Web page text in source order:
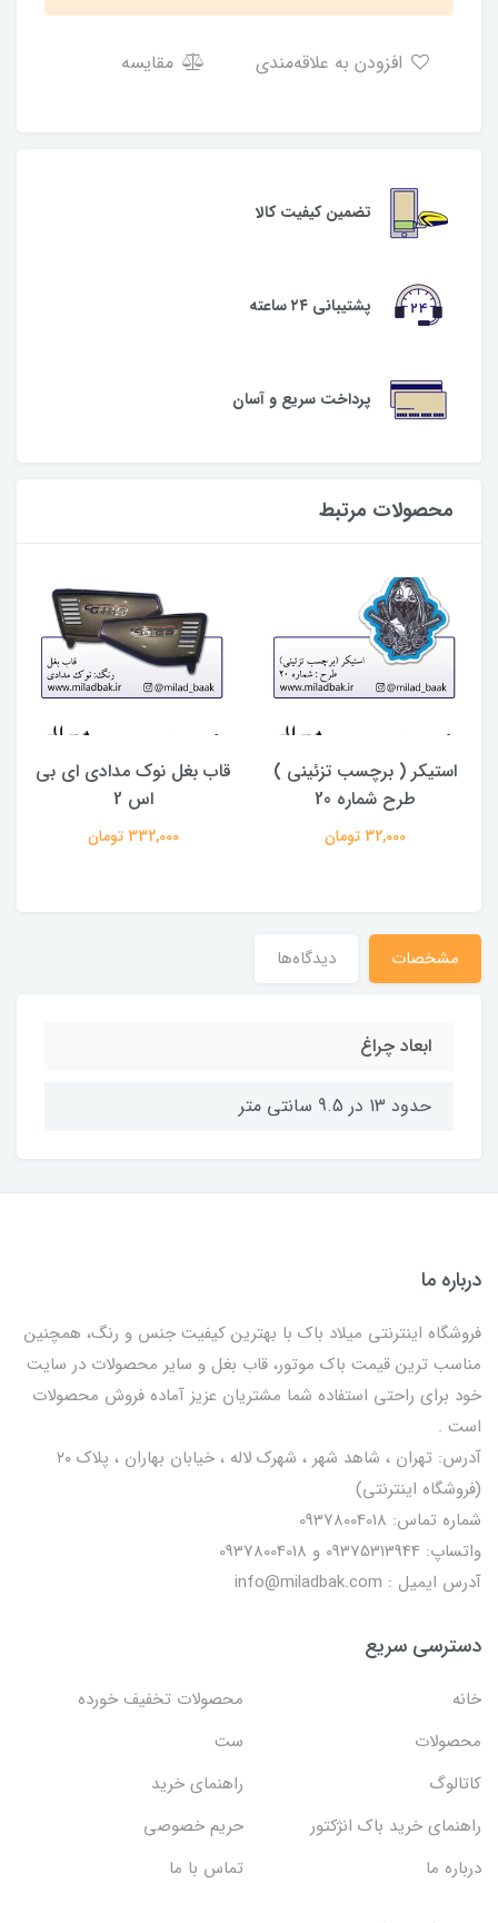
مقایسه
تضمین کیفیت کالا
پشتیبانی ۲۴ ساعته
پرداخت سریع و آسان
محصولات مرتبط
استیکر ( برچسب تزئینی )
طرح شماره 20
32,000 تومان
قاب بغل نوک مدادی ای بی
اس 2
332,000 تومان
مشخصات دیدگاه‌ها
ابعاد چراغ
حدود 13 در 9.5 سانتی متر
درباره ما
فروشگاه اینترنتی میلاد باک با بهترین کیفیت جنس و رنگ، همچنین
مناسب ترین قیمت باک موتور، قاب بغل و سایر محصولات در سایت
خود برای راحتی استفاده شما مشتریان عزیز آماده فروش محصولات
است .
آدرس: تهران ، شاهد شهر ، شهرک لاله ، خیابان بهاران ، پلاک ۲۰
(فروشگاه اینترنتی)
شماره تماس: 09378004018
واتساپ: 09375313944 و 09378004018
آدرس ایمیل : info@miladbak.com
دسترسی سریع
خانه
محصولات تخفیف خورده
محصولات
ست
کاتالوگ
راهنمای خرید
راهنمای خرید باک انژکتور
حریم خصوصی
درباره ما
تماس با ما